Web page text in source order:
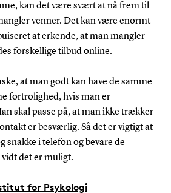
kan det være svært at nå frem til
venner. Det kan være enormt
at erkende, at man mangler
forskellige tilbud online.
at man godt kan have de samme
fortrolighed, hvis man er
skal passe på, at man ikke trækker
er besværlig. Så det er vigtigt at
snakke i telefon og bevare de
det er muligt.
for Psykologi